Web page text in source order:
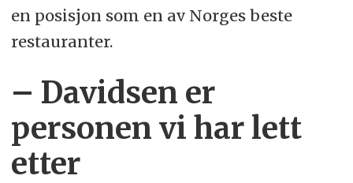
en posisjon som en av Norges beste
restauranter.
– Davidsen er
personen vi har lett
etter